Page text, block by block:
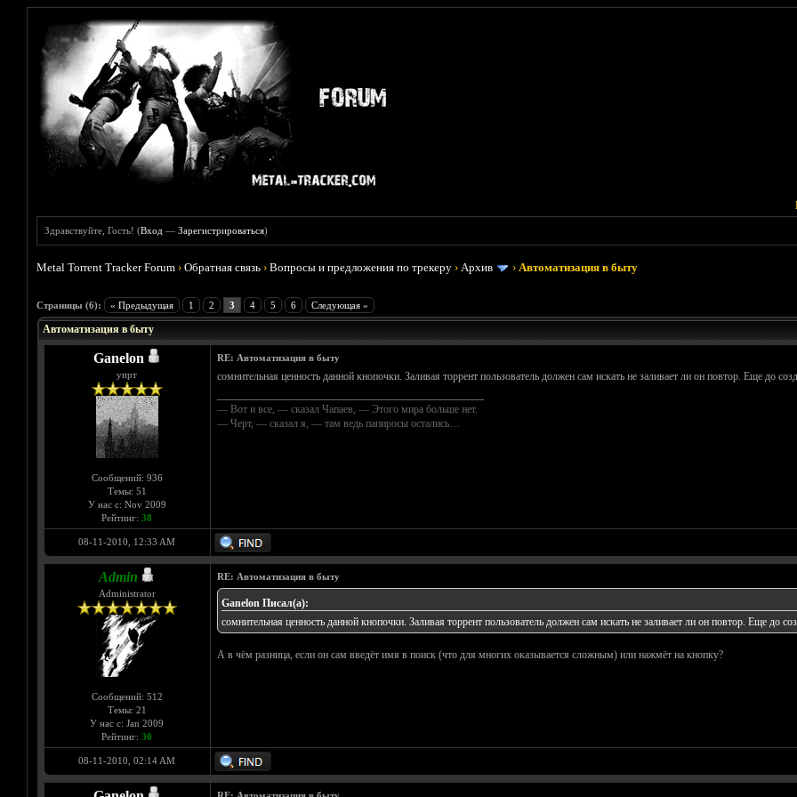
Здравствуйте, Гость! (Вход —Зарегистрироваться)
Metal Torrent Tracker Forum ›Обратная связь ›Вопросы и предложения по трекеру ›Архив ›Автоматизация в быту
Страницы (6): « Предыдущая 1 2 3 4 5 6 Следующая »
Голосов: 1 - Средняя оценка: 5
1
2
3
4
5
Автоматизация в быту
Ganelon
упрт
Сообщений: 936
Темы: 51
У нас с: Nov 2009
Рейтинг: 38
RE: Автоматизация в быту
сомнительная ценность данной кнопочки. Заливая торрент пользователь должен сам искать не заливает ли он повтор. Еще до
— Вот и все, — сказал Чапаев, — Этого мира больше нет.
— Черт, — сказал я, — там ведь папиросы остались…
08-11-2010, 12:33 AM
Admin
Administrator
Сообщений: 512
Темы: 21
У нас с: Jan 2009
Рейтинг: 30
RE: Автоматизация в быту
Ganelon Писал(а):
сомнительная ценность данной кнопочки. Заливая торрент пользователь должен сам искать не заливает ли он повтор. Еще до
А в чём разница, если он сам введёт имя в поиск (что для многих оказывается сложным) или нажмёт на кнопку?
08-11-2010, 02:14 AM